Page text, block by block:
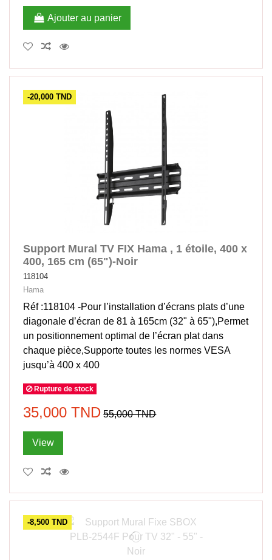
Ajouter au panier
-20,000 TND
Support Mural TV FIX Hama , 1 étoile, 400 x
400, 165 cm (65")-Noir
118104
Hama
Réf :118104 -Pour l’installation d’écrans plats d’une
diagonale d’écran de 81 à 165cm (32" à 65"),Permet
un positionnement optimal de l’écran plat dans
chaque pièce,Supporte toutes les normes VESA
jusqu’à 400 x 400
Rupture de stock
35,000 TND 55,000 TND
View
-8,500 TND